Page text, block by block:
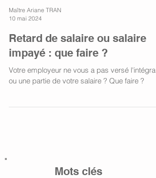
Maître Ariane TRAN
10 mai 2024
Retard de salaire ou salaire
impayé : que faire ?
Votre employeur ne vous a pas versé
ou une partie de votre salaire ? Que faire ?
Mots clés